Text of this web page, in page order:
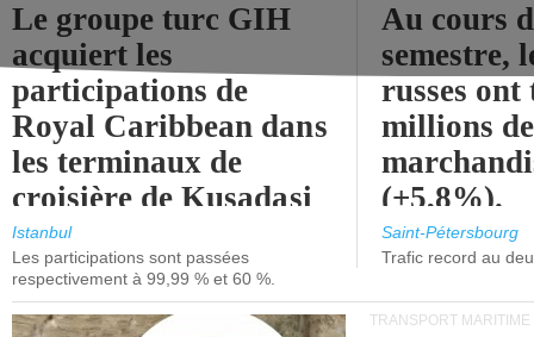
Le groupe turc GIH
acquiert les
participations de
Royal Caribbean dans
les terminaux de
croisière de Kusadasi
et de Lisbonne.
Istanbul
Les participations sont passées
respectivement à 99,99 % et 60 %.
Au cours
semestre,
russes
millions
(+5,8%).
Saint-Pétersbourg
Trafic record au
TRANSPORT MARITIME